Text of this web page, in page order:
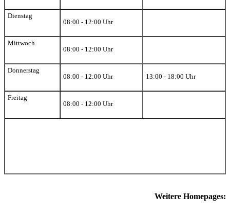
Dienstag
08:00 - 12:00 Uhr
Mittwoch
08:00 - 12:00 Uhr
Donnerstag
08:00 - 12:00 Uhr
13:00 - 18:00 Uhr
Freitag
08:00 - 12:00 Uhr
Weitere Homepages: